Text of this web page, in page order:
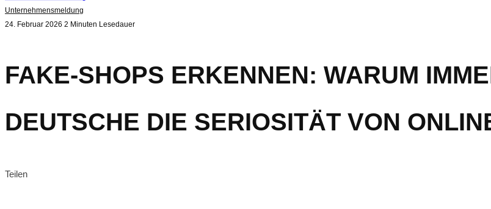
Unternehmensmeldung
24. Februar 2026 2 Minuten Lesedauer
FAKE-SHOPS ERKENNEN: WARUM
DEUTSCHE DIE SERIOSITÄT VON
Teilen